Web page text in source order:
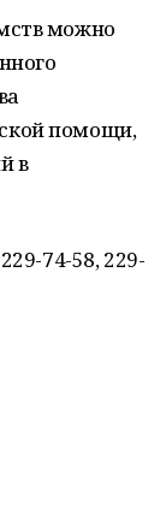
можно
помощи,
в
74-58, 229-